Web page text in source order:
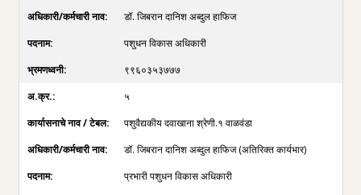
डॉ. जिबरान दानिश अब्दुल हाफिज
पशुधन विकास अधिकारी
९९६०३५३७७७
५
पशुवैद्यकीय दवाखाना श्रेणी.१ वाळवंडा
डॉ. जिबरान दानिश अब्दुल हाफिज (अतिरिक्त कार्यभार)
प्रभारी पशुधन विकास अधिकारी